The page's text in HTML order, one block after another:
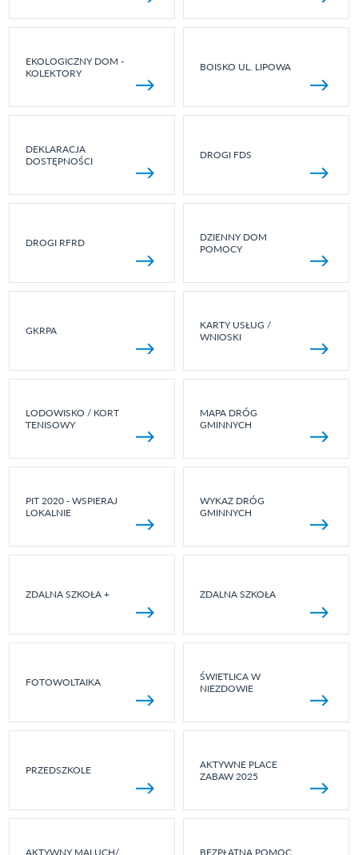
EKOLOGICZNY DOM -
KOLEKTORY
BOISKO UL. LIPOWA
DEKLARACJA
DOSTĘPNOŚCI
DROGI FDS
DROGI RFRD
DZIENNY DOM
POMOCY
GKRPA
KARTY USŁUG /
WNIOSKI
LODOWISKO / KORT
TENISOWY
MAPA DRÓG
GMINNYCH
PIT 2020 - WSPIERAJ
LOKALNIE
WYKAZ DRÓG
GMINNYCH
ZDALNA SZKOŁA + ZDALNA SZKOŁA
FOTOWOLTAIKA
ŚWIETLICA W
NIEZDOWIE
PRZEDSZKOLE
AKTYWNE PLACE
ZABAW 2025
AKTYWNY MALUCH/
BEZPŁATNA POMOC